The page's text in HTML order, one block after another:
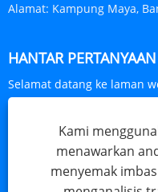
Alamat: Kampung Maya,
HANTAR PERTANYAAN
Selamat datang ke laman
produk atau senarai harga
kepada kami dan kami
PERTANYAAN
Kami
menawarkan
menyemak